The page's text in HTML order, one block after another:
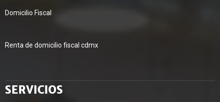
Domicilio Fiscal
Renta de domicilio fiscal cdmx
SERVICIOS